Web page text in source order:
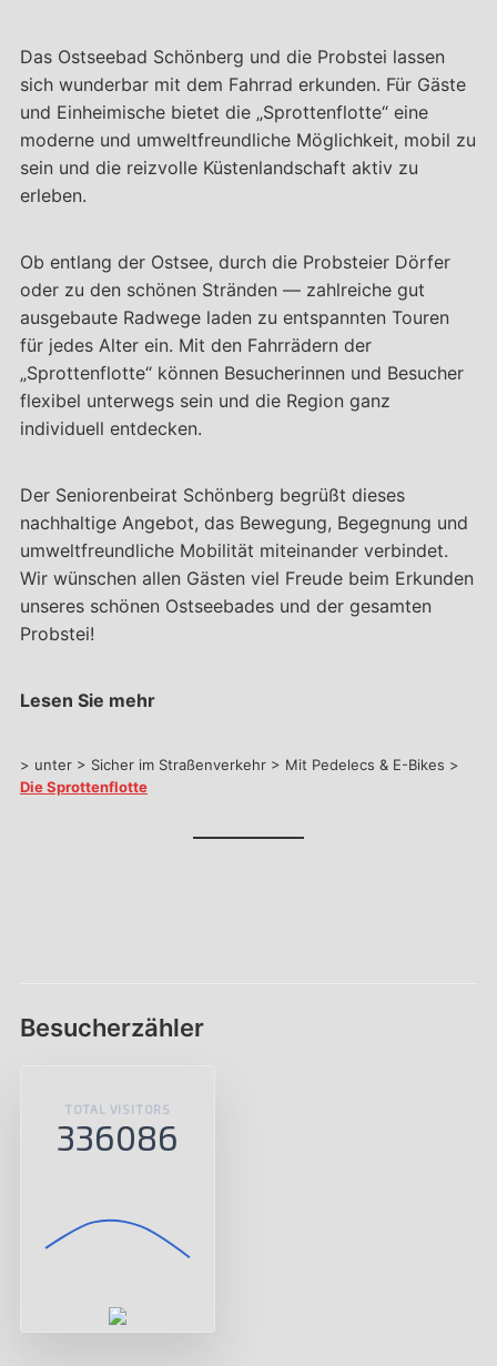
Das Ostseebad Schönberg und die Probstei lassen
sich wunderbar mit dem Fahrrad erkunden. Für Gäste
und Einheimische bietet die „Sprottenflotte“ eine
moderne und umweltfreundliche Möglichkeit, mobil zu
sein und die reizvolle Küstenlandschaft aktiv zu
erleben.
Ob entlang der Ostsee, durch die Probsteier Dörfer
oder zu den schönen Stränden — zahlreiche gut
ausgebaute Radwege laden zu entspannten Touren
für jedes Alter ein. Mit den Fahrrädern der
„Sprottenflotte“ können Besucherinnen und Besucher
flexibel unterwegs sein und die Region ganz
individuell entdecken.
Der Seniorenbeirat Schönberg begrüßt dieses
nachhaltige Angebot, das Bewegung, Begegnung und
umweltfreundliche Mobilität miteinander verbindet.
Wir wünschen allen Gästen viel Freude beim Erkunden
unseres schönen Ostseebades und der gesamten
Probstei!
Lesen Sie mehr
> unter > Sicher im Straßenverkehr > Mit Pedelecs & E-Bikes >
Die Sprottenflotte
Besucherzähler
TOTAL VISITORS
336086